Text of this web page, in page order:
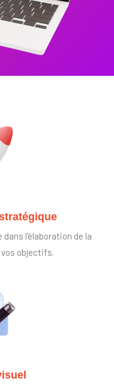
l'élaboration de la
objectifs.